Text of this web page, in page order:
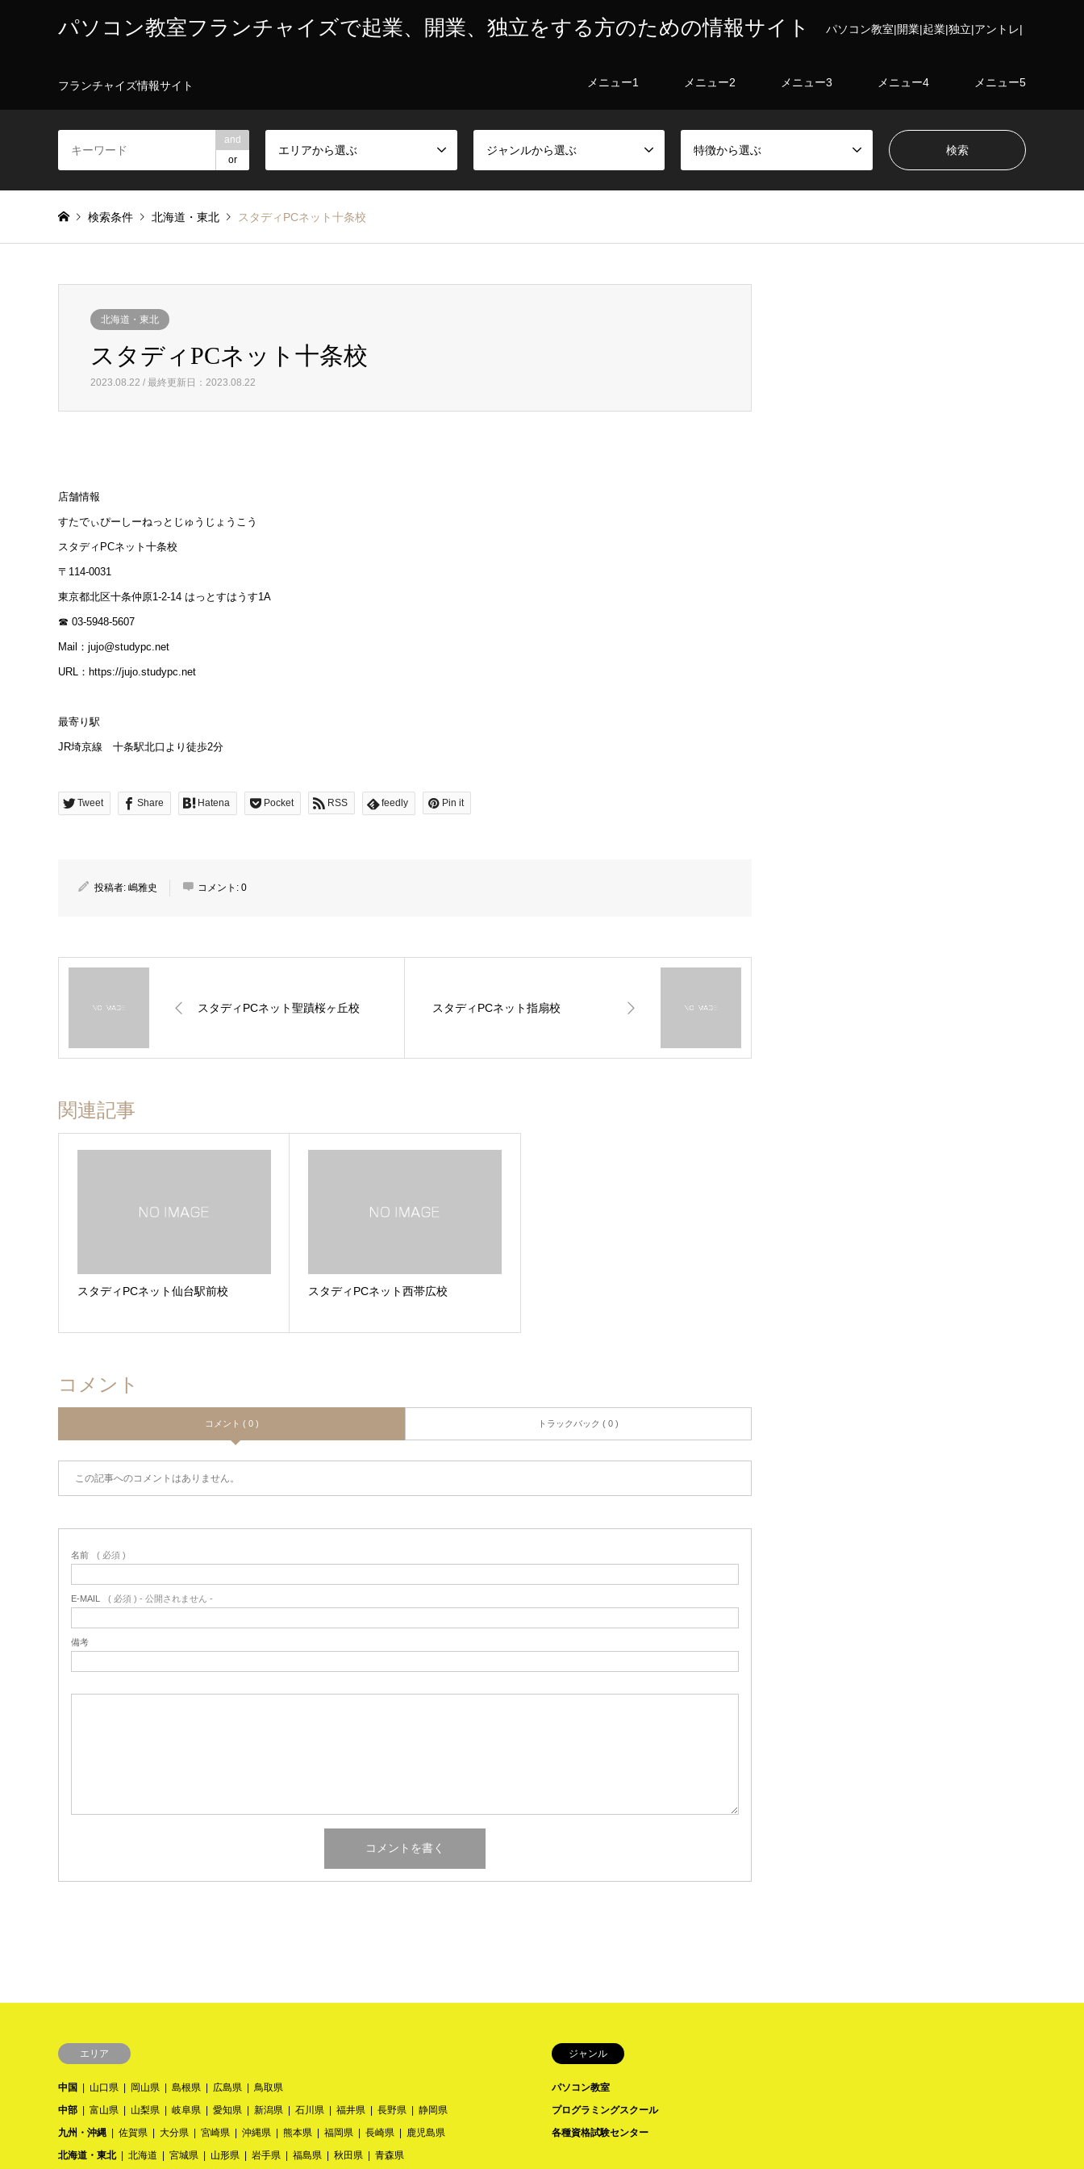
パソコン教室フランチャイズで起業、開業、独立をする方のための情報サイト パソコン教室|開業|起業|独立|アントレ|
フランチャイズ情報サイト メニュー1 メニュー2 メニュー3 メニュー4 メニュー5
and
or
エリアから選ぶ ジャンルから選ぶ 特徴から選ぶ
検索条件 北海道・東北 スタディPCネット十条校
北海道・東北
スタディPCネット十条校
2023.08.22 / 最終更新日：2023.08.22
店舗情報
すたでぃぴーしーねっとじゅうじょうこう
スタディPCネット十条校
〒114-0031
東京都北区十条仲原1-2-14 はっとすはうす1A
☎ 03-5948-5607
Mail：jujo@studypc.net
URL：https://jujo.studypc.net
最寄り駅
JR埼京線 十条駅北口より徒歩2分
Tweet Share Hatena Pocket RSS feedly Pin it
投稿者: 嶋雅史 コメント: 0
スタディPCネット聖蹟桜ヶ丘校 スタディPCネット指扇校
関連記事
スタディPCネット仙台駅前校 スタディPCネット西帯広校
コメント
コメント ( 0 ) トラックバック ( 0 )
この記事へのコメントはありません。
名前 ( 必須 )
E-MAIL ( 必須 ) - 公開されません -
備考
エリア
中国 山口県 岡山県 島根県 広島県
鳥取県
中部
富山県 山梨県 岐阜県 愛知県 新潟県 石川県 福井県 長野県
静岡県
九州・沖縄
佐賀県 大分県 宮崎県 沖縄県 熊本県 福岡県 長崎県
鹿児島県
北海道・東北
北海道 宮城県 山形県 岩手県 福島県 秋田県 青森県
ジャンル
パソコン教室
プログラミングスクール
各種資格試験センター